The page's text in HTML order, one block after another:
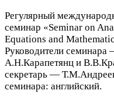
Регулярный
семинар «Sem­i­nar on
Equa­tions and
Руководители
А.Н.Карапетянц и
секретарь —
семинара: английский.